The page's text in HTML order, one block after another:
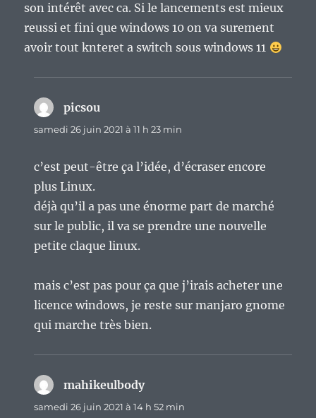
son intérêt avec ca. Si le lancements est mieux
reussi et fini que windows 10 on va surement
avoir tout knteret a switch sous windows 11
picsou
samedi 26 juin 2021 à 11 h 23 min
c’est peut-être ça l’idée, d’écraser encore
plus Linux.
déjà qu’il a pas une énorme part de marché
sur le public, il va se prendre une nouvelle
petite claque linux.
mais c’est pas pour ça que j’irais acheter une
licence windows, je reste sur manjaro gnome
qui marche très bien.
mahikeulbodydit :
samedi 26 juin 2021 à 14 h 52 min